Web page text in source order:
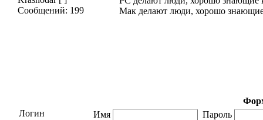
Сообщений: 199
Мак делают люди, хорошо
Логин
Имя
Пароль